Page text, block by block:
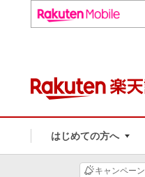
はじめての方へ
キャンペーン